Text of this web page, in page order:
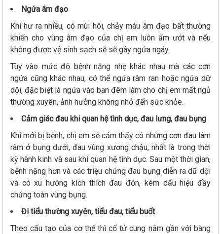
Ngứa âm đạo
Khí hư ra nhiều, có mùi hôi, chảy máu âm đạo bất thường
khiến cho vùng âm đạo của chị em luôn ẩm ướt và nếu
không được vệ sinh sạch sẽ sẽ gây ngứa ngáy.
Tùy vào mức độ bệnh nặng nhẹ khác nhau mà các cơn
ngứa cũng khác nhau, có thể ngứa râm ran hoặc ngứa dữ
dội, đặc biệt là ngứa vào ban đêm làm cho chị em mất ngủ
thường xuyên, ảnh hưởng không nhỏ đến sức khỏe.
Cảm giác đau khi quan hệ tình dục, đau lưng, đau bụng
Khi mới bị bệnh, chị em sẽ cảm thấy có những cơn đau lâm
râm ở bụng dưới, đau vùng xương chậu, nhất là trong thời
kỳ hành kinh và sau khi quan hệ tình dục. Sau một thời gian,
bệnh nặng hơn và các triệu chứng đau bụng diễn ra dữ dội
và có xu hướng kích thích đau đớn, kèm dấu hiệu đầy
chứng toàn vùng bụng.
Đi tiểu thường xuyên, tiểu đau, tiểu buốt
Theo cấu tạo của cơ thể thì cổ tử cung nằm gần với bàng